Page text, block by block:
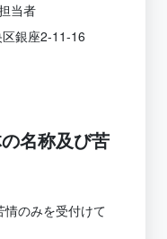
当者
銀座2-11-16
名称及び苦
のみを受付けて